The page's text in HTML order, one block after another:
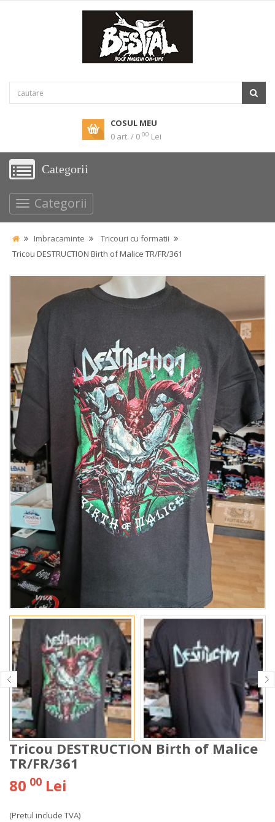
COSUL MEU
0 art. / 0 00 Lei
Categorii
Categorii
Imbracaminte
Tricouri cu formatii
Tricou DESTRUCTION Birth of Malice TR/FR/361
Tricou DESTRUCTION Birth of Malice
TR/FR/361
80 00 Lei
(Pretul include TVA)